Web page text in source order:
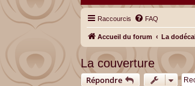
Raccourcis FAQ
Accueil du forum La
La couverture
Répondre